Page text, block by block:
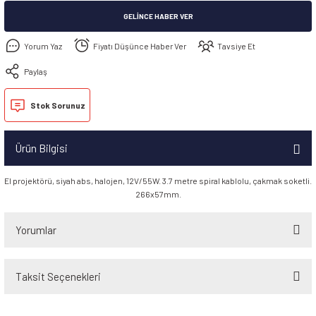
GELINCE HABER VER
Yorum Yaz Fiyatı Düşünce Haber Ver Tavsiye Et
Paylaş
Stok Sorunuz
Ürün Bilgisi
El projektörü, siyah abs, halojen, 12V/55W. 3.7 metre spiral kablolu, çakmak soketli.
266x57mm.
Yorumlar
Taksit Seçenekleri